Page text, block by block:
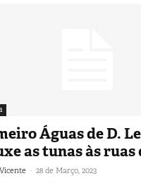
Águas de D.
as tunas às ruas
- 28 de Março, 2023